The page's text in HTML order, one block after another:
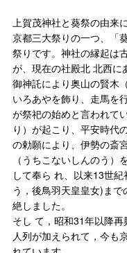
上賀茂神社と葵祭の由来
京都三大祭りの一つ、「
祭りです。神社の縁起は
が、現在の社殿北 北西に
御神託により奥山の賢木
いろあやを飾り、走馬を
が祭祀の始めと言われて
り）が起こり、平安時代
の勅願により、伊勢の斎
（うちこないしんのう
して奉ら れ、以来13世
う，後鳥羽天皇皇女)ま
絶しました。
そし て，昭和31年以降
人列が加えられて，今も